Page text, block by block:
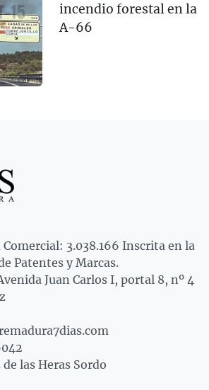
incendio forestal en la
A-66
3.038.166 Inscrita en la
Patentes y Marcas.
Juan Carlos I, portal 8, nº 4
las Heras Sordo